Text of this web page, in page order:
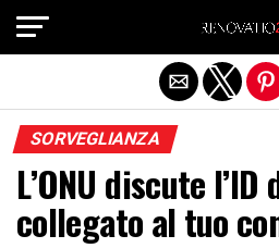
SORVEGLIANZA
L’ONU discute
collegato al tuo
Exit mobile